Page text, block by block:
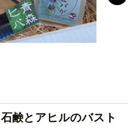
鹸とアヒルのバスト